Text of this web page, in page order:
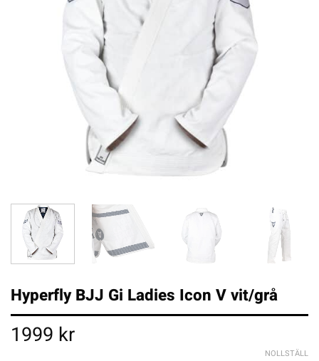
Hyperfly BJJ Gi Ladies Icon V vit/grå
1999 kr
NOLLSTÄLL